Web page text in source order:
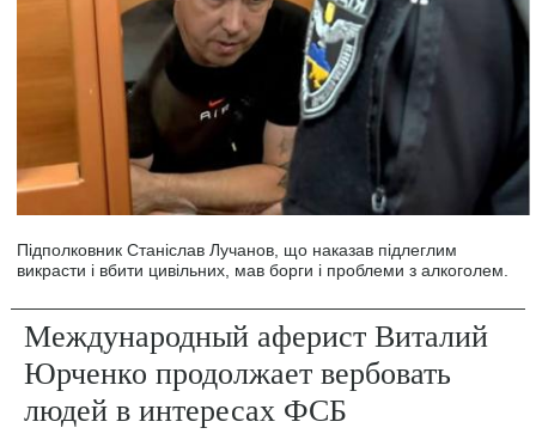
Підполковник Станіслав Лучанов, що наказав підлеглим
викрасти і вбити цивільних, мав борги і проблеми з алкоголем.
Международный аферист Виталий
Юрченко продолжает вербовать
людей в интересах ФСБ